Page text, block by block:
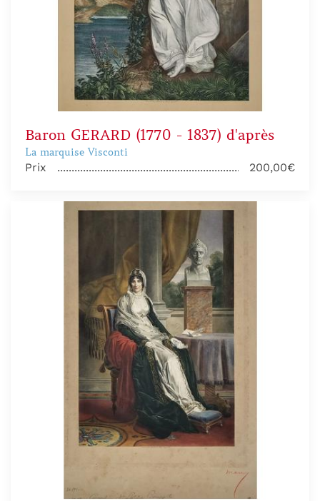
Baron GERARD (1770 - 1837) d'après
La marquise Visconti
Prix 200,00€